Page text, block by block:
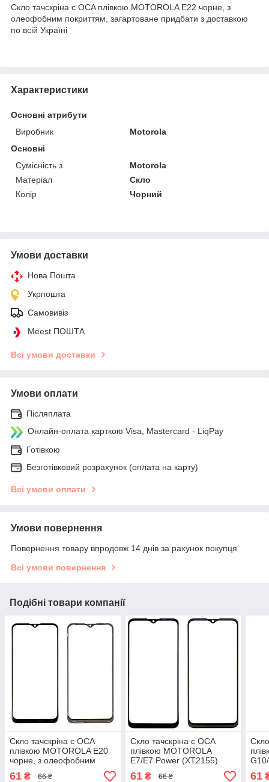
Скло тачскріна c OCA плівкою MOTOROLA E22 чорне, з
олеофобним покриттям, загартоване придбати з доставкою
по всій Україні
Характеристики
Основні атрибути
Виробник
Motorola
Основні
Сумісність з
Motorola
Матеріал
Скло
Колір
Чорний
Умови доставки
Нова Пошта
Укрпошта
Самовивіз
Meest ПОШТА
Всі умови доставки
Умови оплати
Післяплата
Онлайн-оплата карткою Visa, Mastercard - LiqPay
Готівкою
Безготівковий розрахунок (оплата на карту)
Всі умови оплати
Умови повернення
Повернення товару впродовж 14 днів за рахунок покупця
Всі умови повернення
Подібні товари компанії
Скло тачскріна c OCA
плівкою MOTOROLA E20
чорне, з олеофобним
покриттям, загартоване
61 ₴ 66 ₴
Скло тачскріна c OCA
плівкою MOTOROLA
E7/E7 Power (XT2155)
чорне, з олеофобним
покриттям, загартоване
61₴ 66 ₴ 61